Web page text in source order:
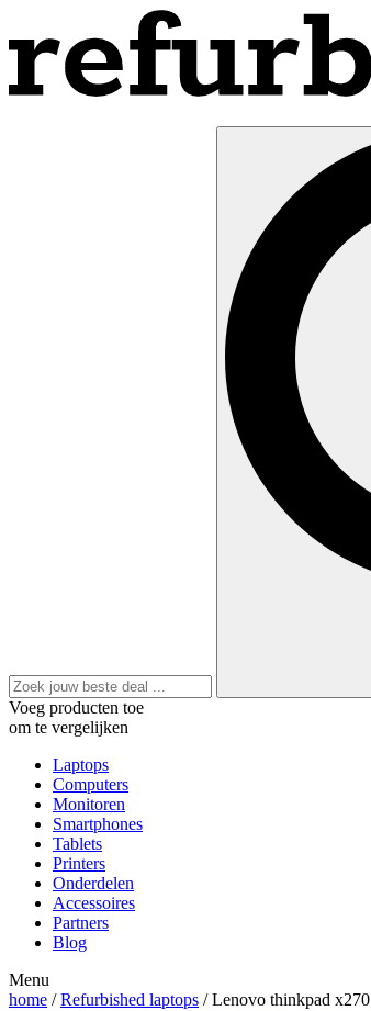
Voeg producten toe
om te vergelijken
Laptops
Computers
Monitoren
Smartphones
Tablets
Printers
Onderdelen
Accessoires
Partners
Blog
Menu
home /Refurbished laptops / Lenovo thinkpad x270